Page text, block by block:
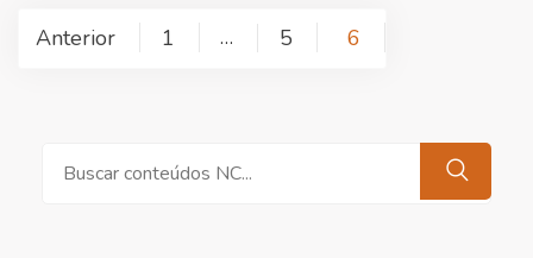
Paginação
Anterior 1 … 5 6